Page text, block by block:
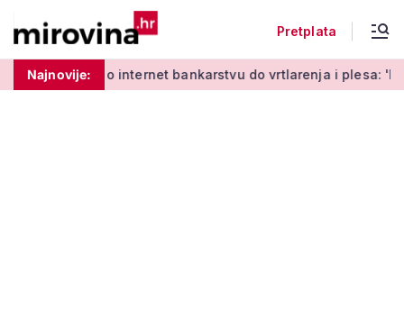
Pretplata
Najnovije:
Od učenja o internet bankarstvu do vrtlarenja i plesa: 'Da